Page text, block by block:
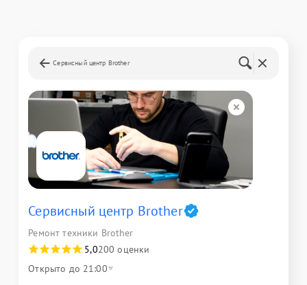
Сервисный центр Brother
Сервисный центр Brother
Ремонт техники Brother
5,0200 оценки
Открыто до 21:00